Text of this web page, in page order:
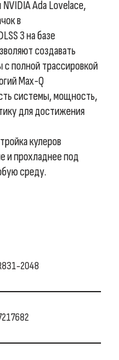
Ada Lovelace,
в
3 на базе
создавать
полной трассировкой
Max-Q
системы, мощность,
для достижения
кулеров
и прохладнее под
среду.
2048